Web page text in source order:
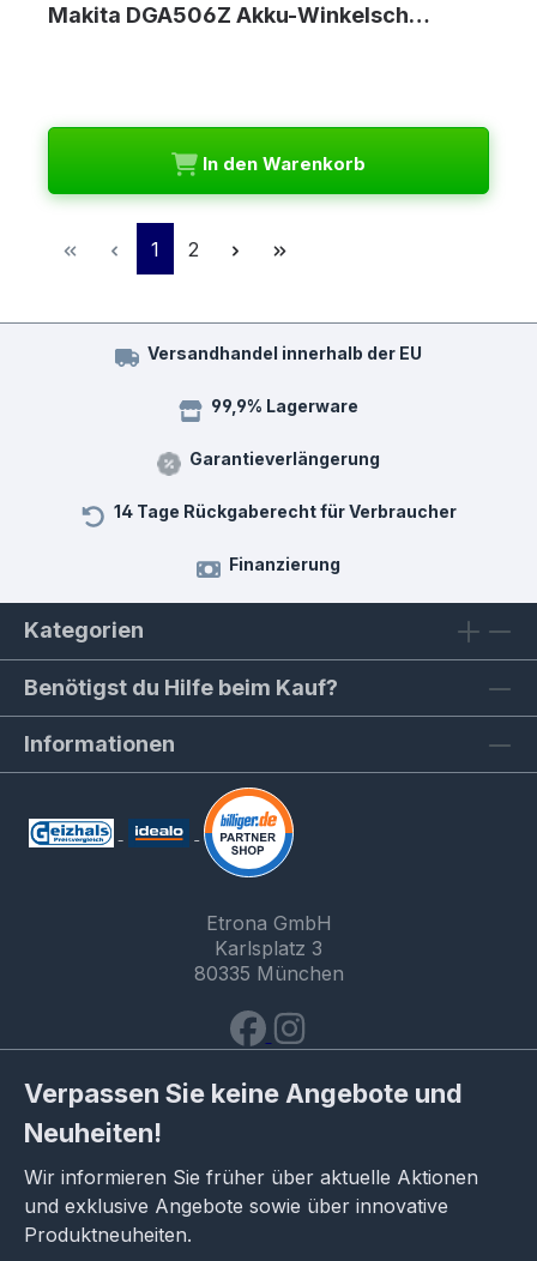
Makita DGA506Z Akku-Winkelsch…
In den Warenkorb
Seite
1 Seite
2
Versandhandel innerhalb der EU
99,9% Lagerware
Garantieverlängerung
14 Tage Rückgaberecht für Verbraucher
Finanzierung
Kategorien
Benötigst du Hilfe beim Kauf?
Informationen
Etrona GmbH
Karlsplatz 3
80335 München
Verpassen Sie keine Angebote und
Neuheiten!
Wir informieren Sie früher über aktuelle Aktionen
und exklusive Angebote sowie über innovative
Produktneuheiten.